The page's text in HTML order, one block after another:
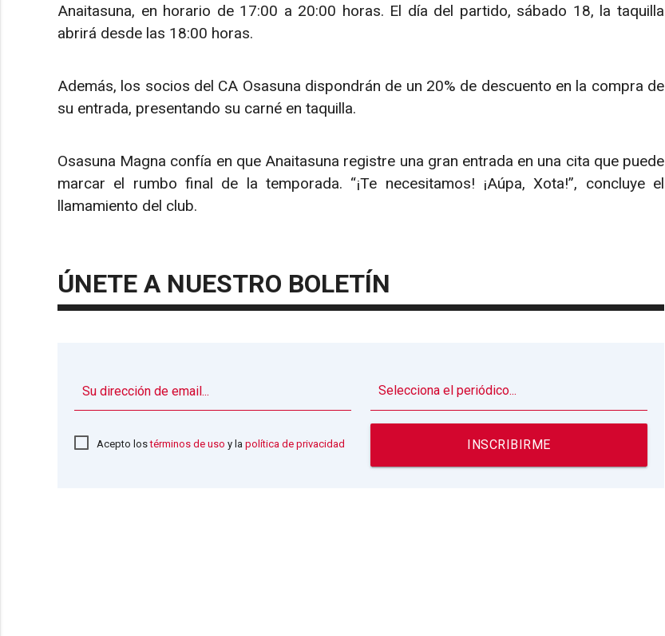
Anaitasuna, en horario de 17:00 a 20:00 horas. El día del partido, sábado 18, la taquilla
abrirá desde las 18:00 horas.
Además, los socios del CA Osasuna dispondrán de un 20% de descuento en la compra de
su entrada, presentando su carné en taquilla.
Osasuna Magna confía en que Anaitasuna registre una gran entrada en una cita que puede
marcar el rumbo final de la temporada. “¡Te necesitamos! ¡Aúpa, Xota!”, concluye el
llamamiento del club.
ÚNETE A NUESTRO BOLETÍN
Acepto lostérminos de uso y la política de privacidad INSCRIBIRME